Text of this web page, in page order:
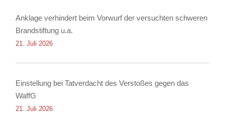
Anklage verhindert beim Vorwurf der versuchten schweren
Brandstiftung u.a.
21. Juli 2026
Einstellung bei Tatverdacht des Verstoßes gegen das
WaffG
21. Juli 2026